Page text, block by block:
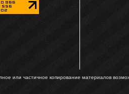
или частичное копирование материалов